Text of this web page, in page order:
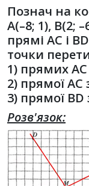
Познач на
А(–8; 1), В(2;
прямі АС і
точки
1) прямих АС
2) прямої АС
3) прямої ВD
Розв'язок: